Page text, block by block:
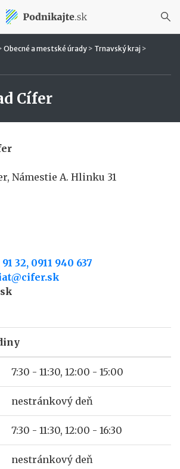
Obecné a mestské úrady > Trnavský kraj >
Cífer
Námestie A. Hlinku 31
32, 0911 940 637
7:30 - 11:30, 12:00 - 15:00
nestránkový deň
7:30 - 11:30, 12:00 - 16:30
nestránkový deň